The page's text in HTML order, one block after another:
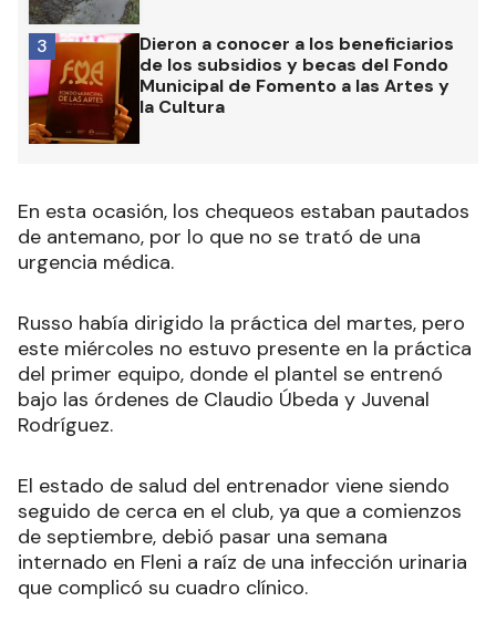
Dieron a conocer a los beneficiarios
de los subsidios y becas del Fondo
Municipal de Fomento a las Artes y
la Cultura
3
En esta ocasión, los chequeos estaban pautados
de antemano, por lo que no se trató de una
urgencia médica.
Russo había dirigido la práctica del martes, pero
este miércoles no estuvo presente en la práctica
del primer equipo, donde el plantel se entrenó
bajo las órdenes de Claudio Úbeda y Juvenal
Rodríguez.
El estado de salud del entrenador viene siendo
seguido de cerca en el club, ya que a comienzos
de septiembre, debió pasar una semana
internado en Fleni a raíz de una infección urinaria
que complicó su cuadro clínico.